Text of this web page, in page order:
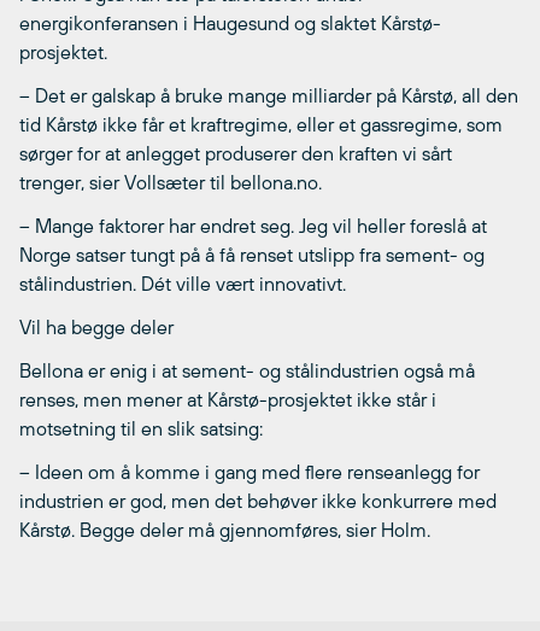
energikonferansen i Haugesund og slaktet Kårstø-
prosjektet.
– Det er galskap å bruke mange milliarder på Kårstø, all den
tid Kårstø ikke får et kraftregime, eller et gassregime, som
sørger for at anlegget produserer den kraften vi sårt
trenger, sier Vollsæter til bellona.no.
– Mange faktorer har endret seg. Jeg vil heller foreslå at
Norge satser tungt på å få renset utslipp fra sement- og
stålindustrien. Dét ville vært innovativt.
Vil ha begge deler
Bellona er enig i at sement- og stålindustrien også må
renses, men mener at Kårstø-prosjektet ikke står i
motsetning til en slik satsing:
– Ideen om å komme i gang med flere renseanlegg for
industrien er god, men det behøver ikke konkurrere med
Kårstø. Begge deler må gjennomføres, sier Holm.